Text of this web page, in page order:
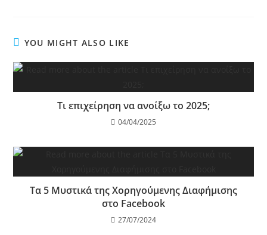
YOU MIGHT ALSO LIKE
Τι επιχείρηση να ανοίξω το 2025;
04/04/2025
Τα 5 Μυστικά της Χορηγούμενης Διαφήμισης
στο Facebook
27/07/2024